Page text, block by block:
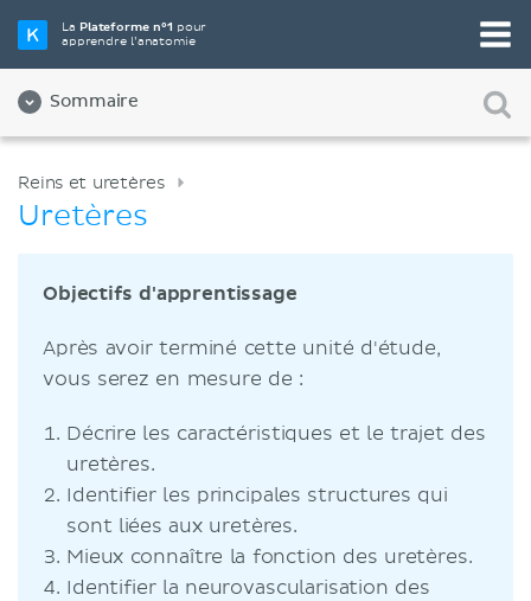
La Plateforme n°1 pour
apprendre l’anatomie
Sommaire
Reins et uretères
Uretères
Objectifs d'apprentissage
Après avoir terminé cette unité d'étude,
vous serez en mesure de :
Décrire les caractéristiques et le trajet des
uretères.
Identifier les principales structures qui
sont liées aux uretères.
Mieux connaître la fonction des uretères.
Identifier la neurovascularisation des